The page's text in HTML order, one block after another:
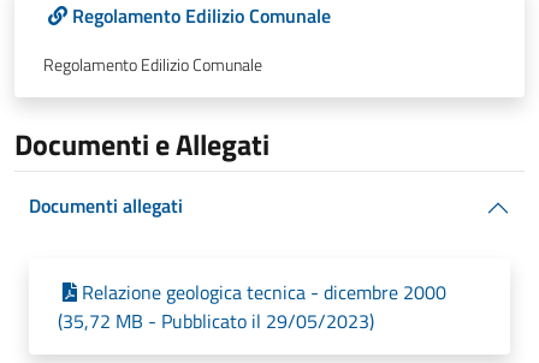
Regolamento Edilizio Comunale
Regolamento Edilizio Comunale
Documenti e Allegati
Documenti allegati
Relazione geologica tecnica - dicembre 2000
(35,72 MB - Pubblicato il 29/05/2023)